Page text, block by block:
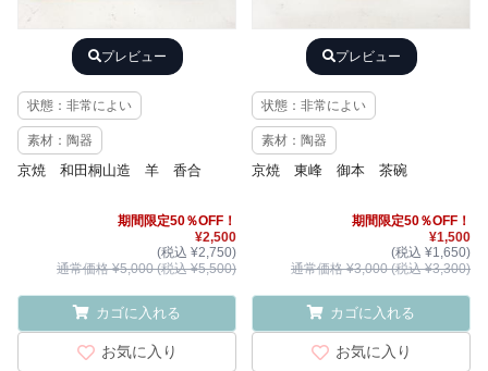
プレビュー
状態：非常によい
素材：陶器
京焼 和田桐山造 羊 香合
期間限定50％OFF！
¥2,500
(税込 ¥2,750)
通常価格 ¥5,000 (税込 ¥5,500)
カゴに入れる
お気に入り
プレビュー
状態：非常によい
素材：陶器
京焼 東峰 御本 茶碗
期間限定50％OFF！
¥1,500
(税込 ¥1,650)
通常価格 ¥3,000 (税込 ¥3,300)
カゴに入れる
お気に入り